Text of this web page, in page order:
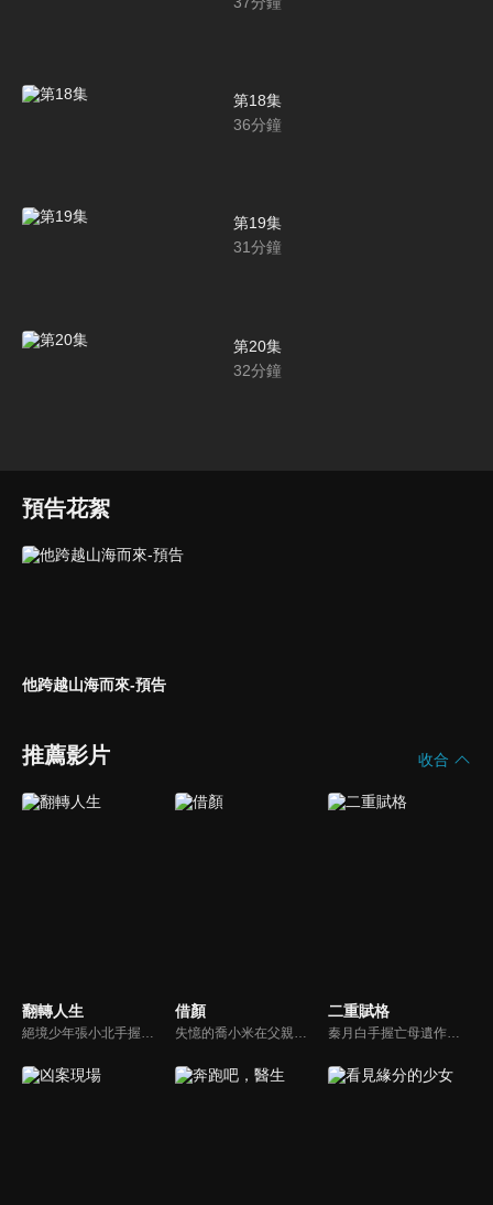
第18集
36分鐘
第19集
31分鐘
第20集
32分鐘
預告花絮
他跨越山海而來-預告
推薦影片 收合
翻轉人生
絕境少年張小北手握命運之匙，與頂級富二代盛元州互換人生！逆襲暴富護家人、揪出害姐姐的真凶，兩少年雙向救贖治癒彼此，限時30天抉擇中充滿人性考驗，最終二人聯手揭秘豪門陰謀，向幕後黑手硬核復仇！
借顏
失憶的喬小米在父親葬禮上被哥哥喬志威刁難，消失三年的未婚夫秦嶼突然現身解圍。在秦嶼的幫助下，小米的記憶指向一場致命的大火。然而秦嶼的出現實則是喬志威的安排，當真相浮出水面，這段謊言中的愛情面臨抉擇...
二重賦格
秦月白手握亡母遺作，潛入生父蘇式倫的畫廊。她與同父異母的妹妹蘇寶顏展開商戰，同時結識了神秘畫家L（陸黎）。陸黎實為追查父母車禍真相而來，他與秦月白從冤家變為合作夥伴，聯手揭露蘇式倫販賣假畫、謀害陸黎父母，並嫁禍秦月白母親的驚天秘密。最終，秦月白成功復仇並奪回一切，陸黎也達成目的。